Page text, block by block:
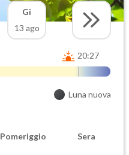
Gi
13 ago
20:27
Luna nuova
Pomeriggio Sera